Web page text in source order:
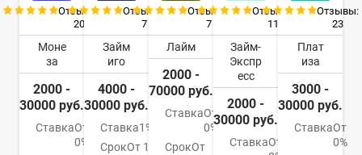
Отзывы:
20
Моне
за
2000 -
30000 руб.
СтавкаОт
0%
Отзывы:
7
Займ
иго
4000 -
30000 руб.
Ставка1%
СрокОт 1
Отзывы:
7
Лайм
2000 -
70000 руб.
СтавкаОт
0%
СрокОт
Отзывы:
11
Займ-
Экспр
есс
2000 -
30000 руб.
СтавкаОт
Отзывы:
23
Плат
иза
3000 -
30000 руб.
СтавкаОт
0%